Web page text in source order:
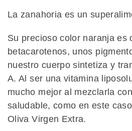
La zanahoria es un
Su precioso color naranja es
betacarotenos, unos
nuestro cuerpo sintetiza y
A. Al ser una vitamina
mucho mejor al mezclarla
saludable, como en este
Oliva Virgen Extra.